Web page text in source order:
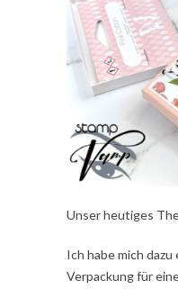
Unser heutiges
Ich habe mich
Verpackung für